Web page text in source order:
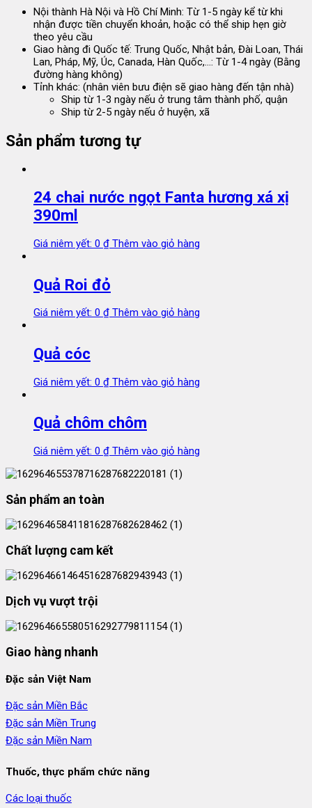
Nội thành Hà Nội và Hồ Chí Minh: Từ 1-5 ngày kể từ khi
nhận được tiền chuyển khoản, hoặc có thể ship hẹn giờ
theo yêu cầu
Giao hàng đi Quốc tế: Trung Quốc, Nhật bản, Đài Loan, Thái
Lan, Pháp, Mỹ, Úc, Canada, Hàn Quốc,...: Từ 1-4 ngày (Bằng
đường hàng không)
Tỉnh khác: (nhân viên bưu điện sẽ giao hàng đến tận nhà)
Ship từ 1-3 ngày nếu ở trung tâm thành phố, quận
Ship từ 2-5 ngày nếu ở huyện, xã
Sản phẩm tương tự
24 chai nước ngọt Fanta hương xá xị
390ml
Giá niêm yết: 0 ₫ Thêm vào giỏ hàng
Quả Roi đỏ
Giá niêm yết: 0 ₫ Thêm vào giỏ hàng
Quả cóc
Giá niêm yết: 0 ₫ Thêm vào giỏ hàng
Quả chôm chôm
Giá niêm yết: 0 ₫ Thêm vào giỏ hàng
Sản phẩm an toàn
Chất lượng cam kết
Dịch vụ vượt trội
Giao hàng nhanh
Đặc sản Việt Nam
Đặc sản Miền Bắc
Đặc sản Miền Trung
Đặc sản Miền Nam
Thuốc, thực phẩm chức năng
Các loại thuốc